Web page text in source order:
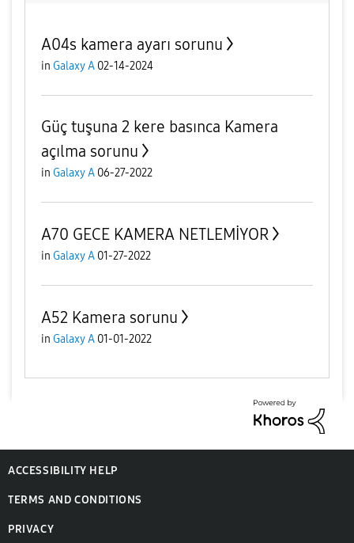
A04s kamera ayarı sorunu
in Galaxy A 02-14-2024
Güç tuşuna 2 kere basınca Kamera
açılma sorunu
in Galaxy A 06-27-2022
A70 GECE KAMERA NETLEMİYOR
in Galaxy A 01-27-2022
A52 Kamera sorunu
in Galaxy A 01-01-2022
ACCESSIBILITY HELP
TERMS AND CONDITIONS
PRIVACY